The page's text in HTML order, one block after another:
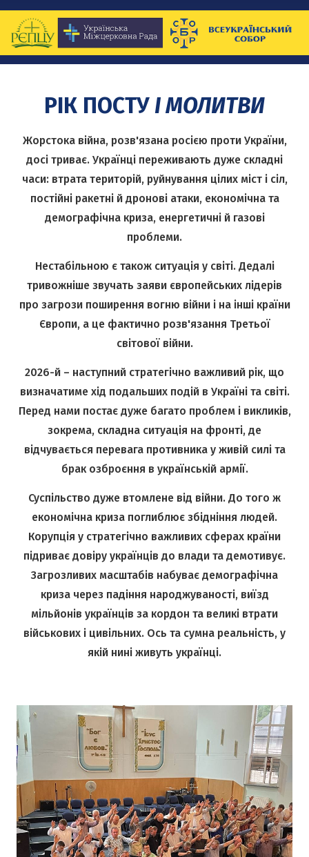
РІК ПОСТУ І МОЛИТВИ
Жорстока війна, розв'язана росією проти України,
досі триває. Українці переживають дуже складні
часи: втрата територій, руйнування цілих міст і сіл,
постійні ракетні й дронові атаки, економічна та
демографічна криза, енергетичні й газові
проблеми.
Нестабільною є також ситуація у світі. Дедалі
тривожніше звучать заяви європейських лідерів
про загрози поширення вогню війни і на інші країни
Європи, а це фактично розв'язання Третьої
світової війни.
2026-й – наступний стратегічно важливий рік, що
визначатиме хід подальших подій в Україні та світі.
Перед нами постає дуже багато проблем і викликів,
зокрема, складна ситуація на фронті, де
відчувається перевага противника у живій силі та
брак озброєння в українській армії.
Суспільство дуже втомлене від війни. До того ж
економічна криза поглиблює збідніння людей.
Корупція у стратегічно важливих сферах країни
підриває довіру українців до влади та демотивує.
Загрозливих масштабів набуває демографічна
криза через падіння народжуваності, виїзд
мільйонів українців за кордон та великі втрати
військових і цивільних. Ось та сумна реальність, у
якій нині живуть українці.